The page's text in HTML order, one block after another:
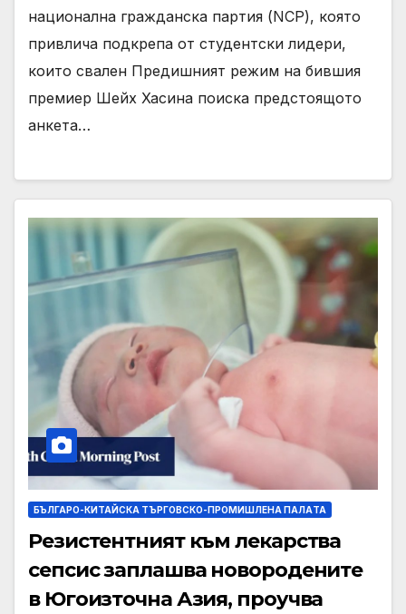
национална гражданска партия (NCP), която
привлича подкрепа от студентски лидери,
които свален Предишният режим на бившия
премиер Шейх Хасина поиска предстоящото
анкета…
БЪЛГАРО-КИТАЙСКА ТЪРГОВСКО-ПРОМИШЛЕНА ПАЛAТА
Резистентният към лекарства
сепсис заплашва новородените
в Югоизточна Азия, проучва